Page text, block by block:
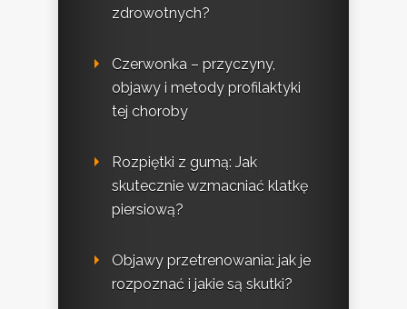
zdrowotnych?
Czerwonka – przyczyny,
objawy i metody profilaktyki
tej choroby
Rozpiętki z gumą: Jak
skutecznie wzmacniać klatkę
piersiową?
Objawy przetrenowania: jak je
rozpoznać i jakie są skutki?